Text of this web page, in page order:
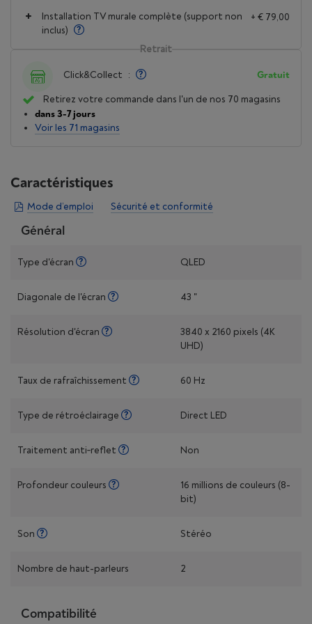
Installation TV murale complète (support non
inclus)
+ € 79,00
Retrait
Click&Collect : Gratuit
Retirez votre commande dans l'un de nos 70 magasins
dans 3-7 jours
Voir les 71 magasins
Caractéristiques
Mode d’emploi Sécurité et conformité
Général
Type d'écran QLED
Diagonale de l'écran 43 "
Résolution d'écran
3840 x 2160 pixels (4K
UHD)
Taux de rafraîchissement 60 Hz
Type de rétroéclairage Direct LED
Traitement anti‑reflet Non
Profondeur couleurs
16 millions de couleurs (8-
bit)
Son Stéréo
Nombre de haut-parleurs 2
Compatibilité